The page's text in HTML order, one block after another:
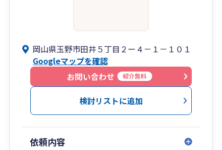
岡山県玉野市田井５丁目２ー４－１－１０１
Googleマップを確認
お問い合わせ
紹介無料
検討リストに追加
依頼内容